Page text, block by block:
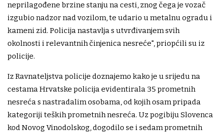
neprilagođene brzine stanju na cesti, znog čega je vozač
izgubio nadzor nad vozilom, te udario u metalnu ogradu i
kameni zid. Policija nastavlja s utvrđivanjem svih
okolnosti i relevantnih činjenica nesreće", priopćili su iz
policije.
Iz Ravnateljstva policije doznajemo kako je u srijedu na
cestama Hrvatske policija evidentirala 35 prometnih
nesreća s nastradalim osobama, od kojih osam pripada
kategoriji teških prometnih nesreća. Uz pogibiju Slovenca
kod Novog Vinodolskog, dogodilo se i sedam prometnih